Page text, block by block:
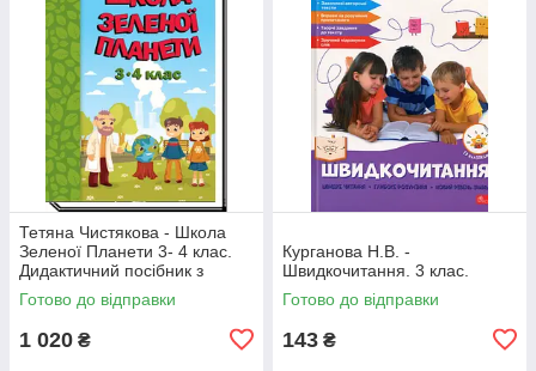
Тетяна Чистякова - Школа
Зеленої Планети 3- 4 клас.
Дидактичний посібник з
доповненою реальністю
Готово до відправки
1 020 ₴
Курганова Н.В. -
Швидкочитання. 3 клас.
Готово до відправки
143 ₴